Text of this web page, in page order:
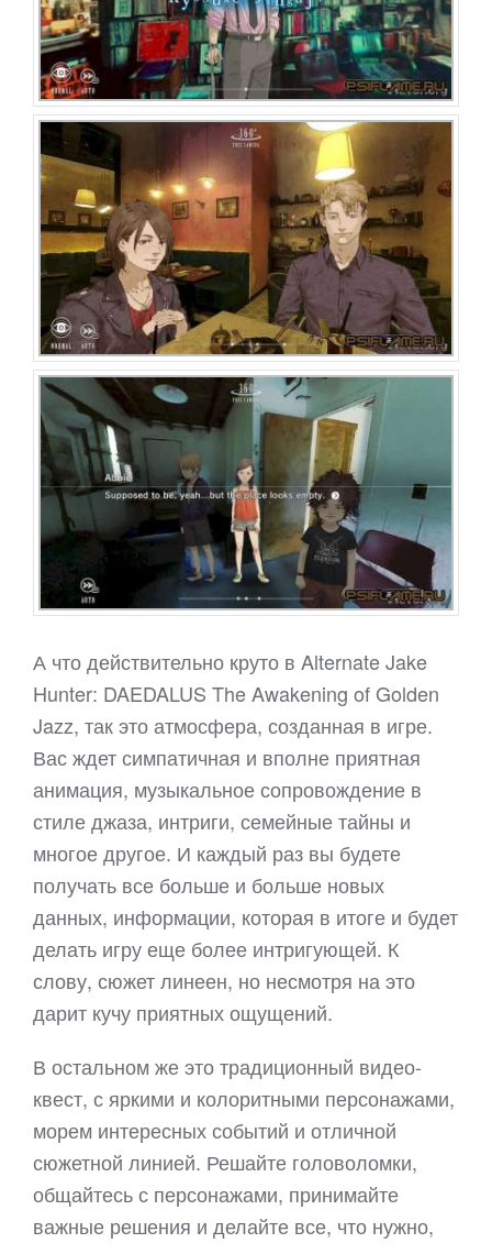
А что действительно круто в Alternate Jake
Hunter: DAEDALUS The Awakening of Golden
Jazz, так это атмосфера, созданная в игре.
Вас ждет симпатичная и вполне приятная
анимация, музыкальное сопровождение в
стиле джаза, интриги, семейные тайны и
многое другое. И каждый раз вы будете
получать все больше и больше новых
данных, информации, которая в итоге и будет
делать игру еще более интригующей. К
слову, сюжет линеен, но несмотря на это
дарит кучу приятных ощущений.
В остальном же это традиционный видео-
квест, с яркими и колоритными персонажами,
морем интересных событий и отличной
сюжетной линией. Решайте головоломки,
общайтесь с персонажами, принимайте
важные решения и делайте все, что нужно,